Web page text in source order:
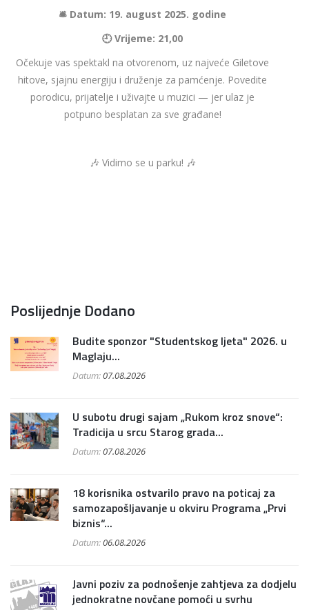
🛎 Datum: 19. august 2025. godine
🕘 Vrijeme: 21,00
Očekuje vas spektakl na otvorenom, uz najveće Giletove
hitove, sjajnu energiju i druženje za pamćenje. Povedite
porodicu, prijatelje i uživajte u muzici — jer ulaz je
potpuno besplatan za sve građane!
🎶 Vidimo se u parku! 🎶
Poslijednje Dodano
Budite sponzor "Studentskog ljeta" 2026. u
Maglaju...
Datum:07.08.2026
U subotu drugi sajam „Rukom kroz snove“:
Tradicija u srcu Starog grada...
Datum:07.08.2026
18 korisnika ostvarilo pravo na poticaj za
samozapošljavanje u okviru Programa „Prvi
biznis“...
Datum:06.08.2026
Javni poziv za podnošenje zahtjeva za dodjelu
jednokratne novčane pomoći u svrhu